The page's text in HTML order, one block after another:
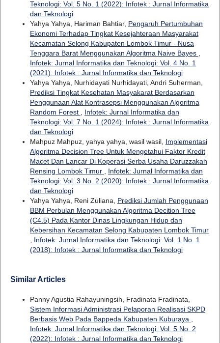
Teknologi: Vol. 5 No. 1 (2022): Infotek : Jurnal Informatika
dan Teknologi
Yahya Yahya, Hariman Bahtiar, Pengaruh Pertumbuhan
Ekonomi Terhadap Tingkat Kesejahteraan Masyarakat
Kecamatan Selong Kabupaten Lombok Timur - Nusa
Tenggara Barat Menggunakan Algoritma Naive Bayes
Infotek: Jurnal Informatika dan Teknologi: Vol. 4 No. 1
(2021): Infotek : Jurnal Informatika dan Teknologi
Yahya Yahya, Nurhidayati Nurhidayati, Andri Suherman,
Prediksi Tingkat Kesehatan Masyakarat Berdasarkan
Penggunaan Alat Kontrasepsi Menggunakan Algoritma
Random Forest
Infotek: Jurnal Informatika dan
Teknologi: Vol. 7 No. 1 (2024): Infotek : Jurnal Informatika
dan Teknologi
Mahpuz Mahpuz, yahya yahya, wasil wasil, Implementasi
Algoritma Decision Tree Untuk Mengetahui Faktor Kredit
Macet Dan Lancar Di Koperasi Serba Usaha Daruzzakah
Rensing Lombok Timur
Infotek: Jurnal Informatika dan
Teknologi: Vol. 3 No. 2 (2020): Infotek : Jurnal Informatika
dan Teknologi
Yahya Yahya, Reni Zuliana, Prediksi Jumlah Penggunaan
BBM Perbulan Menggunakan Algoritma Decition Tree
(C4.5) Pada Kantor Dinas Lingkungan Hidup dan
Kebersihan Kecamatan Selong Kabupaten Lombok Timur
Infotek: Jurnal Informatika dan Teknologi: Vol. 1 No. 1
(2018): Infotek : Jurnal Informatika dan Teknologi
Similar Articles
Panny Agustia Rahayuningsih, Fradinata Fradinata,
Sistem Informasi Administrasi Pelaporan Realisasi SKPD
Berbasis Web Pada Bappeda Kabupaten Kuburaya
Infotek: Jurnal Informatika dan Teknologi: Vol. 5 No. 2
(2022): Infotek : Jurnal Informatika dan Teknologi